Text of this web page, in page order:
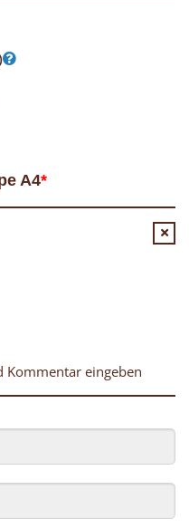
*
A4
Kommentar eingeben